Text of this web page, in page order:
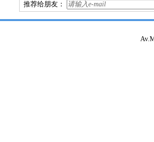
推荐给朋友：